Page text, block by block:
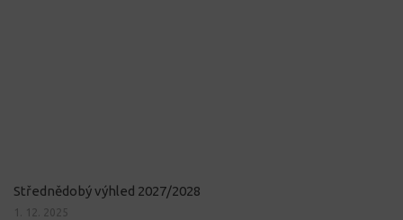
Střednědobý výhled 2027/2028
1. 12. 2025